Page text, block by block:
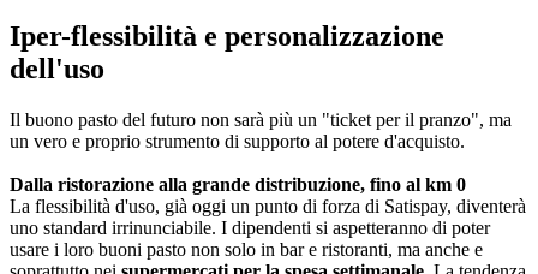
Iper-flessibilità e personalizzazione
dell'uso
Il buono pasto del futuro non sarà più un "ticket per il pranzo", ma
un vero e proprio strumento di supporto al potere d'acquisto.
Dalla ristorazione alla grande distribuzione, fino al km 0
La flessibilità d'uso, già oggi un punto di forza di Satispay, diventerà
uno standard irrinunciabile. I dipendenti si aspetteranno di poter
usare i loro buoni pasto non solo in bar e ristoranti, ma anche e